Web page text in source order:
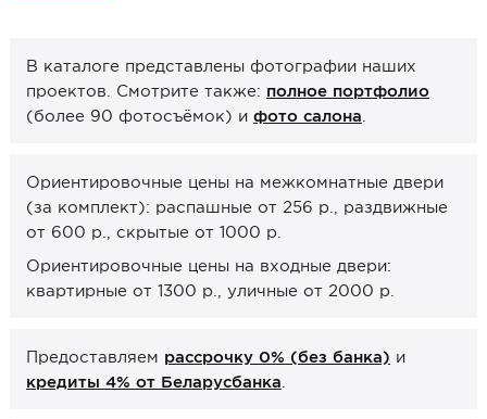
Завертки, блокады
Системы открывания
Каталоги от производителей
Сервис
Консультация
Онлайн-формат работы
В каталоге представлены фотографии наших
проектов. Смотрите также: полное портфолио
(более 90 фотосъёмок) и фото салона
Ориентировочные цены на межкомнатные двери
(за комплект): распашные от 256 р., раздвижные
от 600 р., скрытые от 1000 р.
Ориентировочные цены на входные двери:
квартирные от 1300 р., уличные от 2000 р.
Предоставляем рассрочку 0% (без банка) и
кредиты 4% от Беларусбанка